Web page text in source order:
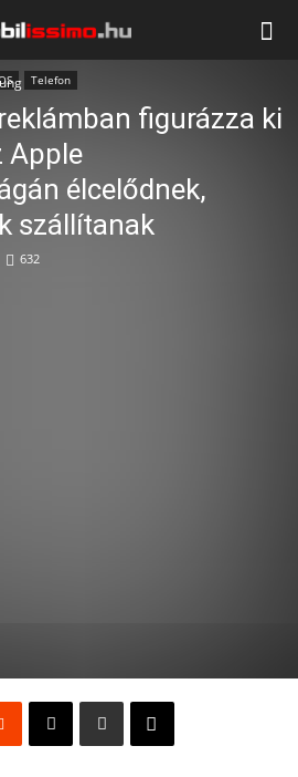
Telefon
figurázza ki
Apple
élcelődnek,
szállítanak
632